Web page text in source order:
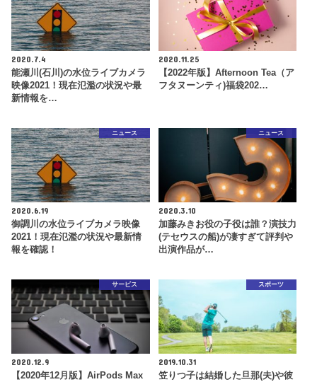
2020.7.4
能瀬川(石川)の水位ライブカメラ
映像2021！現在氾濫の状況や最
新情報を…
2020.11.25
【2022年版】Afternoon Tea（ア
フタヌーンティ)福袋202…
ニュース
2020.6.19
御調川の水位ライブカメラ映像
2021！現在氾濫の状況や最新情
報を確認！
ニュース
2020.3.10
加藤みきお役の子役は誰？演技力
(テセウスの船)が凄すぎて評判や
出演作品が…
サービス
2020.12.9
【2020年12月版】AirPods Max
スポーツ
2019.10.31
笠りつ子は結婚した旦那(夫)や彼